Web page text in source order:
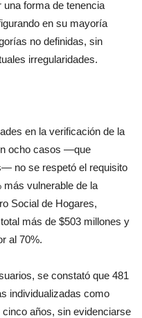
una forma de tenencia
en su mayoría
no definidas, sin
irregularidades.
en la verificación de la
ocho casos —que
no se respetó el requisito
más vulnerable de la
Social de Hogares,
más de $503 millones y
al 70%.
se constató que 481
individualizadas como
años, sin evidenciarse